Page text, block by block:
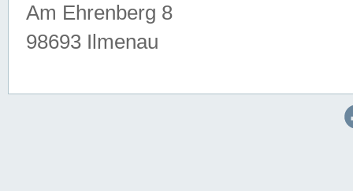
Am Ehrenberg 8
98693 Ilmenau